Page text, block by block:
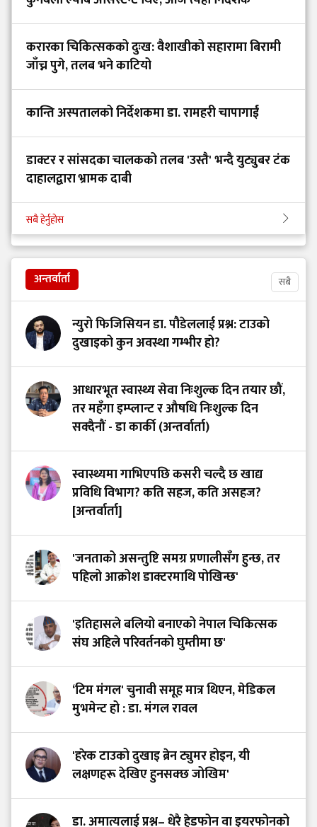
करारका चिकित्सकको दुःख: वैशाखीको सहारामा बिरामी
जाँच्न पुगे, तलब भने काटियो
कान्ति अस्पतालको निर्देशकमा डा. रामहरी चापागाईं
डाक्टर र सांसदका चालकको तलब 'उस्तै' भन्दै युट्युबर टंक
दाहालद्वारा भ्रामक दाबी
सबै हेर्नुहोस
अन्तर्वार्ता सबै
न्युरो फिजिसियन डा. पौडेललाई प्रश्न: टाउको
दुखाइको कुन अवस्था गम्भीर हो?
आधारभूत स्वास्थ्य सेवा निःशुल्क दिन तयार छौं,
तर महँगा इम्प्लान्ट र औषधि निःशुल्क दिन
सक्दैनौं - डा कार्की (अन्तर्वार्ता)
स्वास्थ्यमा गाभिएपछि कसरी चल्दै छ खाद्य
प्रविधि विभाग? कति सहज, कति असहज?
[अन्तर्वार्ता]
'जनताको असन्तुष्टि समग्र प्रणालीसँग हुन्छ, तर
पहिलो आक्रोश डाक्टरमाथि पोखिन्छ'
'इतिहासले बलियो बनाएको नेपाल चिकित्सक
संघ अहिले परिवर्तनको घुम्तीमा छ'
‘टिम मंगल' चुनावी समूह मात्र थिएन, मेडिकल
मुभमेन्ट हो : डा. मंगल रावल
'हरेक टाउको दुखाइ ब्रेन ट्युमर होइन, यी
लक्षणहरू देखिए हुनसक्छ जोखिम'
डा. अमात्यलाई प्रश्न– धेरै हेडफोन वा इयरफोनको